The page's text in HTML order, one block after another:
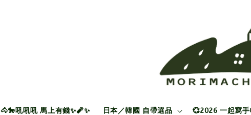
🐴🐎吼吼吼 馬上有錢✨🧨✨ 日本／韓國 自帶選品 💞2026 一起寫手